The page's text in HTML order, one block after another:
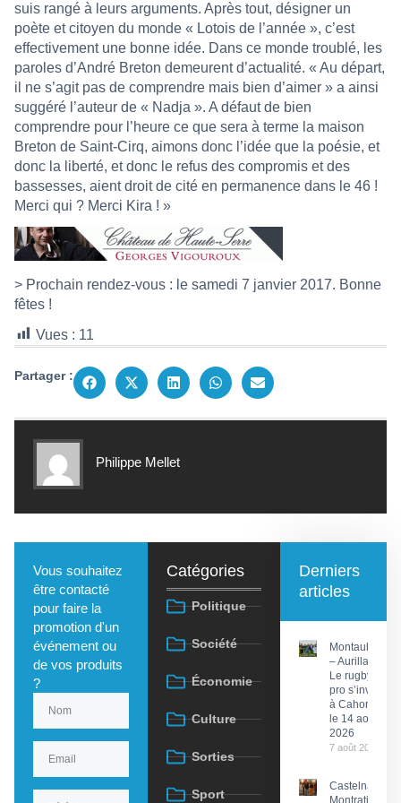
suis rangé à leurs arguments. Après tout, désigner un
poète et citoyen du monde « Lotois de l’année », c’est
effectivement une bonne idée. Dans ce monde troublé, les
paroles d’André Breton demeurent d’actualité. « Au départ,
il ne s’agit pas de comprendre mais bien d’aimer » a ainsi
suggéré l’auteur de « Nadja ». A défaut de bien
comprendre pour l’heure ce que sera à terme la maison
Breton de Saint-Cirq, aimons donc l’idée que la poésie, et
donc la liberté, et donc le refus des compromis et des
bassesses, aient droit de cité en permanence dans le 46 !
Merci qui ? Merci Kira ! »
> Prochain rendez-vous : le samedi 7 janvier 2017. Bonne
fêtes !
Vues : 11
Partager :
Philippe Mellet
Vous souhaitez
être contacté
pour faire la
promotion d'un
événement ou
de vos produits
?
Catégories
Politique
Société
Économie
Culture
Sorties
Sport
Derniers
articles
Montauban
– Aurillac :
Le rugby
pro s’invite
à Cahors
le 14 août
2026
7 août 2026
Castelnau-
Montratier